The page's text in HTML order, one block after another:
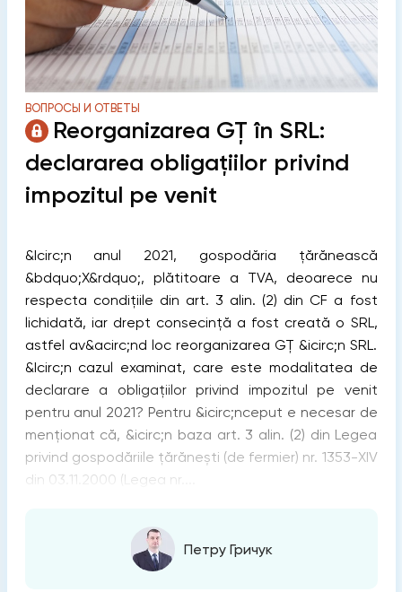
ВОПРОСЫ И ОТВЕТЫ
Reorganizarea GȚ în SRL:
declararea obligațiilor privind
impozitul pe venit
&Icirc;n anul 2021, gospodăria țărănească
&bdquo;X&rdquo;, plătitoare a TVA, deoarece nu
respecta condițiile din art. 3 alin. (2) din CF a fost
lichidată, iar drept consecință a fost creată o SRL,
astfel av&acirc;nd loc reorganizarea GȚ &icirc;n SRL.
&Icirc;n cazul examinat, care este modalitatea de
declarare a obligațiilor privind impozitul pe venit
pentru anul 2021? Pentru &icirc;nceput e necesar de
menționat că, &icirc;n baza art. 3 alin. (2) din Legea
privind gospodăriile ţărănești (de fermier) nr. 1353-XIV
din 03.11.2000 (Legea nr....
Петру Гричук